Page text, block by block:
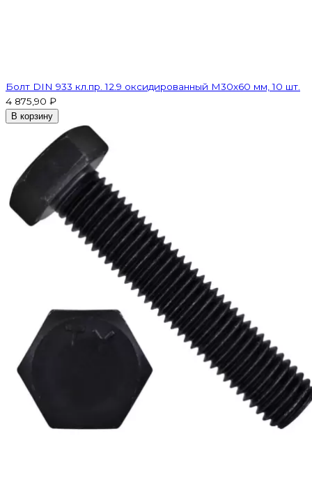
Болт DIN 933 кл.пр. 12.9 оксидированный M30х60 мм, 10 шт.
4 875,90 ₽
В корзину